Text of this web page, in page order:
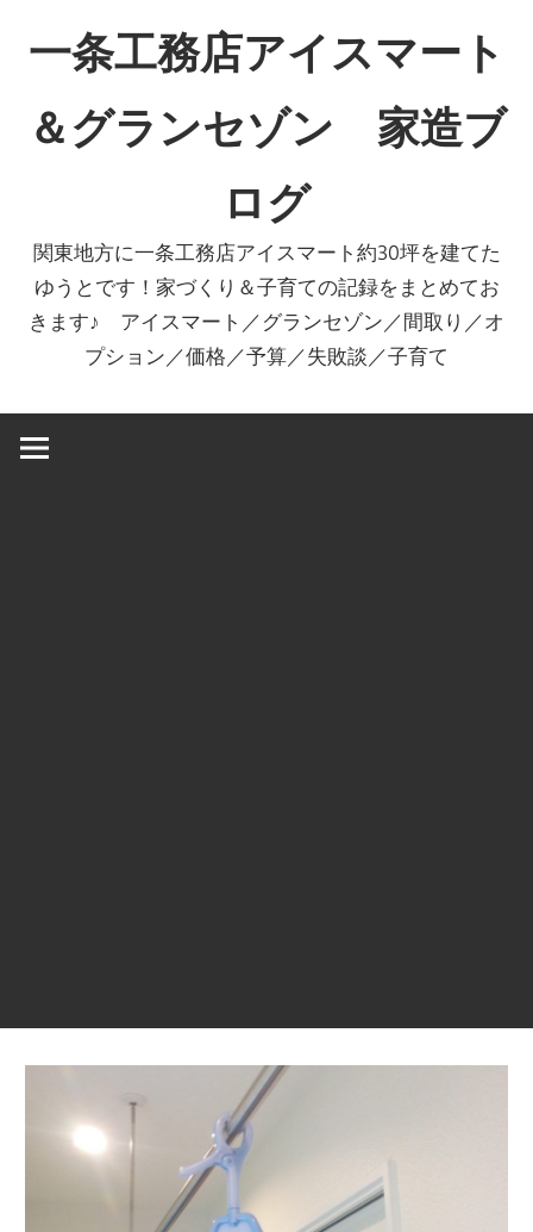
一条工務店アイスマート
＆グランセゾン 家造ブ
ログ
関東地方に一条工務店アイスマート約30坪を建てた
ゆうとです！家づくり＆子育ての記録をまとめてお
きます♪ アイスマート／グランセゾン／間取り／オ
プション／価格／予算／失敗談／子育て